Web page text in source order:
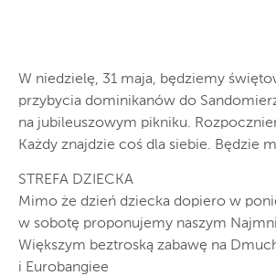
W niedzielę, 31 maja, będziemy
przybycia dominikanów do
na jubileuszowym pikniku.
Każdy znajdzie coś dla siebie. Będzie
STREFA DZIECKA
Mimo że dzień dziecka dopiero w
w sobotę proponujemy naszym
Większym beztroską zabawę na
i Eurobangiee